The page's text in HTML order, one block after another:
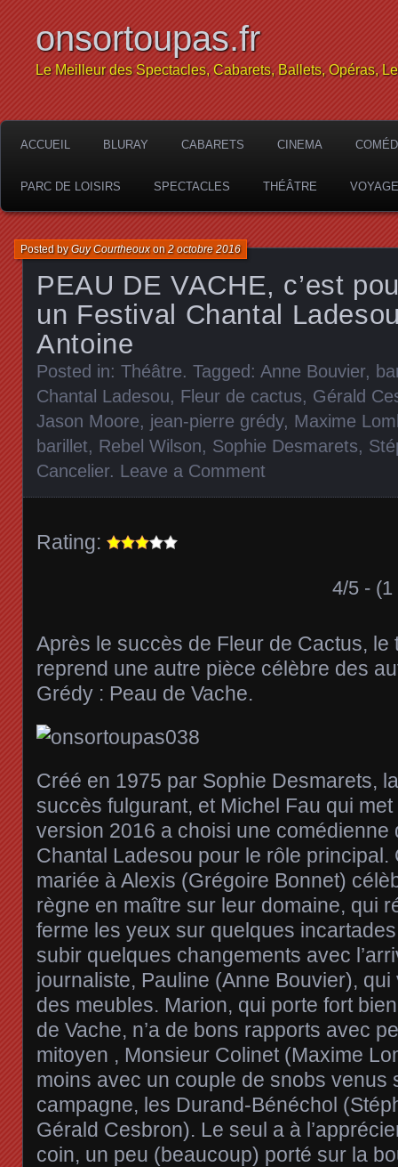
onsortoupas.fr
Le Meilleur des Spectacles, Cabarets, Ballets, Opéras,
ACCUEIL BLURAY CABARETS CINEMA
PARC DE LOISIRS SPECTACLES THÉÂTRE
PEAU DE VACHE, c’est
un Festival Chantal
Antoine
Posted byGuy Courtheouxon2 octobre 2016
Posted in: Théâtre. Tagged: Anne Bouvier,
Chantal Ladesou, Fleur de cactus, Gérald
Jason Moore, jean-pierre grédy, Maxime
barillet, Rebel Wilson, Sophie Desmarets,
Cancelier. Leave a Comment
Rating:
4/5 - (1
Après le succès de Fleur de Cactus, le
reprend une autre pièce célèbre des
Grédy : Peau de Vache.
Créé en 1975 par Sophie Desmarets,
succès fulgurant, et Michel Fau qui
version 2016 a choisi une comédienne
Chantal Ladesou pour le rôle principal.
mariée à Alexis (Grégoire Bonnet)
règne en maître sur leur domaine, qui
ferme les yeux sur quelques
subir quelques changements avec
journaliste, Pauline (Anne Bouvier),
des meubles. Marion, qui porte fort
de Vache, n’a de bons rapports avec
mitoyen , Monsieur Colinet (Maxime
moins avec un couple de snobs venus
campagne, les Durand-Bénéchol
Gérald Cesbron). Le seul a à
coin, un peu (beaucoup) porté sur la